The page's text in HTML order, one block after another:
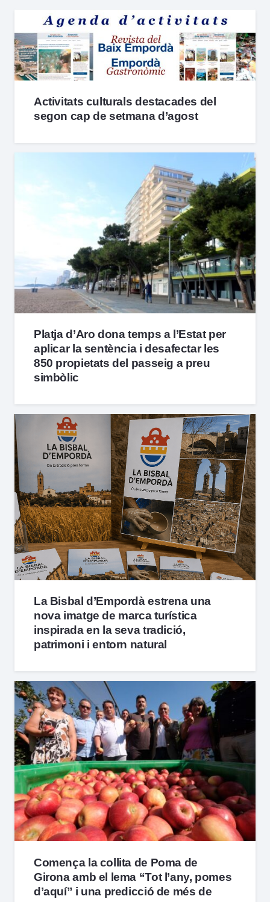
Activitats culturals destacades del
segon cap de setmana d’agost
Platja d’Aro dona temps a l’Estat per
aplicar la sentència i desafectar les
850 propietats del passeig a preu
simbòlic
La Bisbal d’Empordà estrena una
nova imatge de marca turística
inspirada en la seva tradició,
patrimoni i entorn natural
Comença la collita de Poma de
Girona amb el lema “Tot l’any, pomes
d’aquí” i una predicció de més de